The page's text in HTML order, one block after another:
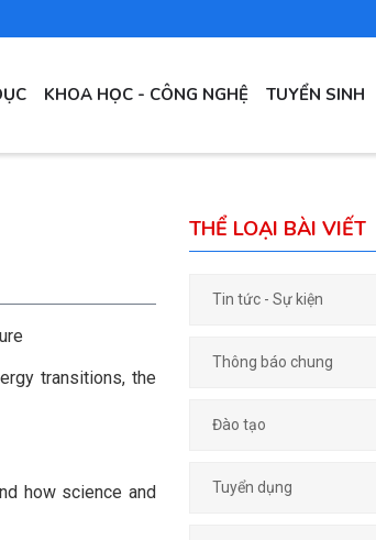
KHOA HỌC - CÔNG NGHỆ TUYỂN SINH
transitions, the
how science and
THỂ LOẠI BÀI VIẾT
Tin tức - Sự kiện
Thông báo chung
Đào tạo
Tuyển dụng